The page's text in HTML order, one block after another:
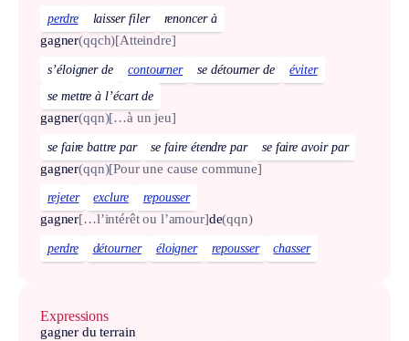
perdre laisser filer renoncer à
gagner(qqch)[Atteindre]
s’éloigner de contourner se détourner de
éviter
se mettre à l’écart de
gagner(qqn)[…à un jeu]
se faire battre par se faire étendre par se faire avoir par
gagner(qqn)[Pour une cause commune]
rejeter exclure repousser
gagner[…l’intérêt ou l’amour]de(qqn)
perdre détourner éloigner repousser chasser
Expressions
gagner du terrain